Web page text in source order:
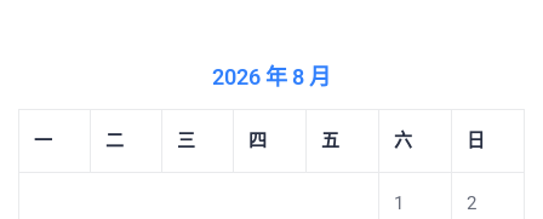
2026 年 8 月
一 二 三 四 五 六 日
1 2